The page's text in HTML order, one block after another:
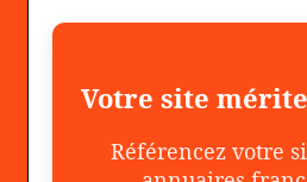
Votre site
Référencez votre